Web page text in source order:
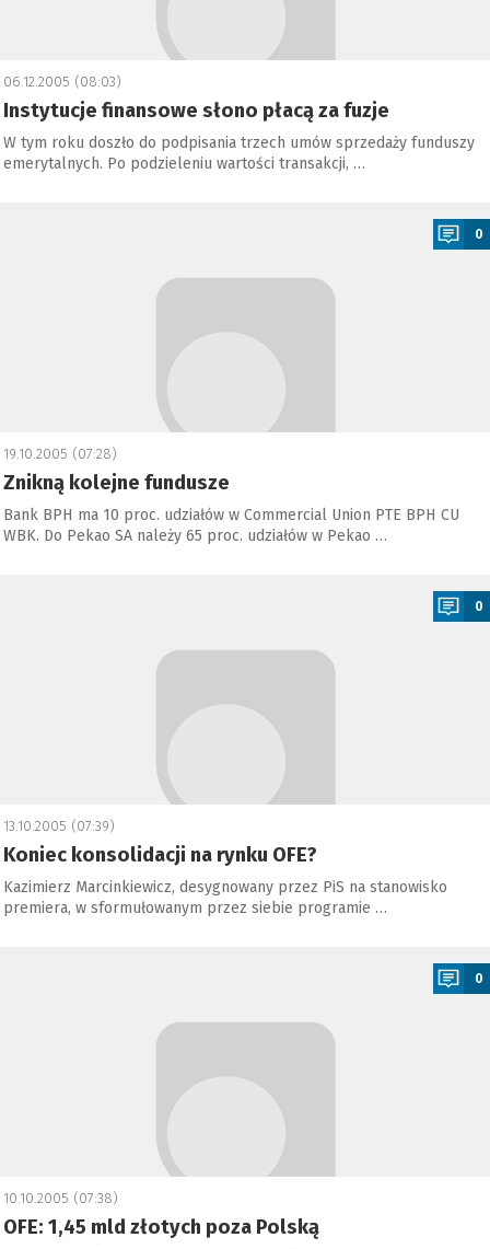
06.12.2005 (08:03)
Instytucje finansowe słono płacą za fuzje
W tym roku doszło do podpisania trzech umów sprzedaży funduszy
emerytalnych. Po podzieleniu wartości transakcji, …
0
19.10.2005 (07:28)
Znikną kolejne fundusze
Bank BPH ma 10 proc. udziałów w Commercial Union PTE BPH CU
WBK. Do Pekao SA należy 65 proc. udziałów w Pekao …
0
13.10.2005 (07:39)
Koniec konsolidacji na rynku OFE?
Kazimierz Marcinkiewicz, desygnowany przez PiS na stanowisko
premiera, w sformułowanym przez siebie programie …
0
10.10.2005 (07:38)
OFE: 1,45 mld złotych poza Polską